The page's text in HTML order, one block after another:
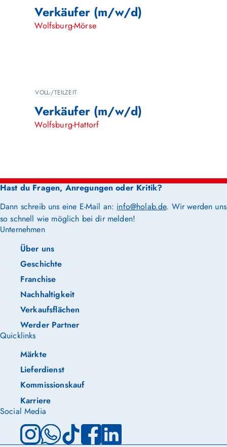
Verkäufer (m/w/d)
Wolfsburg-Mörse
Verkäufer (m/w/d)
Wolfsburg-Hattorf
VOLL-/TEILZEIT
Hast du Fragen, Anregungen oder Kritik?
Dann schreib uns eine E-Mail an: info@holab.de. Wir werden uns
so schnell wie möglich bei dir melden!
Unternehmen
Über uns
Geschichte
Franchise
Nachhaltigkeit
Verkaufsflächen
Werder Partner
Quicklinks
Märkte
Lieferdienst
Kommissionskauf
Karriere
Social Media
InstagramWhatsApp
TikTokFacebook